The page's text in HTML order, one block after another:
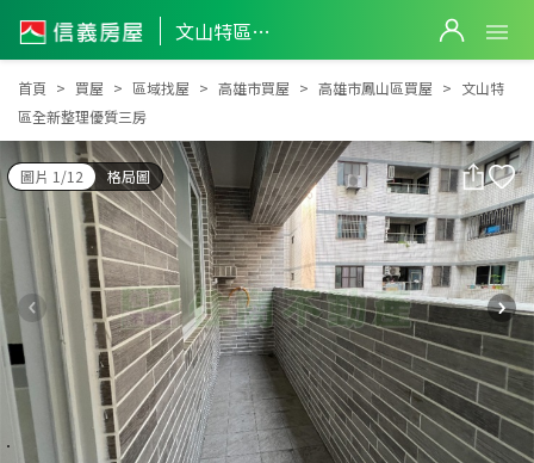
文山特區全新整理優質三房
文山特區全新整理優質三房
首頁 買屋 區域找屋 高雄市買屋 高雄市鳳山區買屋
文山特
區全新整理優質三房
圖片 1/12 格局圖